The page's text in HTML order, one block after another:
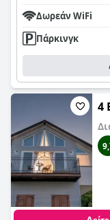
Δωρεάν WiFi
Πάρκινγκ